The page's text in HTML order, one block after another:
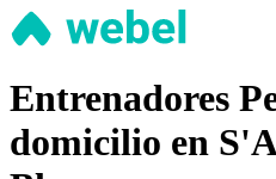
Entrenadores
domicilio en